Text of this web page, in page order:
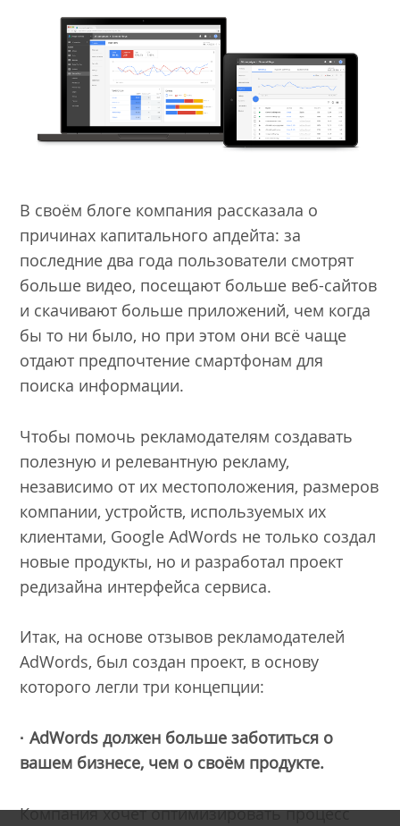
В своём блоге компания рассказала о
причинах капитального апдейта: за
последние два года пользователи смотрят
больше видео, посещают больше веб-сайтов
и скачивают больше приложений, чем когда
бы то ни было, но при этом они всё чаще
отдают предпочтение смартфонам для
поиска информации.
Чтобы помочь рекламодателям создавать
полезную и релевантную рекламу,
независимо от их местоположения, размеров
компании, устройств, используемых их
клиентами, Google AdWords не только создал
новые продукты, но и разработал проект
редизайна интерфейса сервиса.
Итак, на основе отзывов рекламодателей
AdWords, был создан проект, в основу
которого легли три концепции:
· AdWords должен больше заботиться о
вашем бизнесе, чем о своём продукте.
Компания хочет оптимизировать процесс